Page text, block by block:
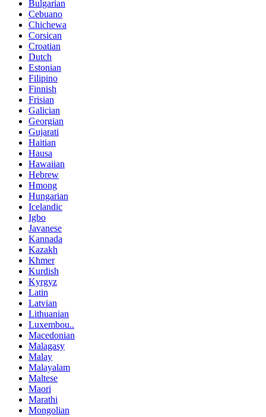
Bulgarian
Cebuano
Chichewa
Corsican
Croatian
Dutch
Estonian
Filipino
Finnish
Frisian
Galician
Georgian
Gujarati
Haitian
Hausa
Hawaiian
Hebrew
Hmong
Hungarian
Icelandic
Igbo
Javanese
Kannada
Kazakh
Khmer
Kurdish
Kyrgyz
Latin
Latvian
Lithuanian
Luxembou..
Macedonian
Malagasy
Malay
Malayalam
Maltese
Maori
Marathi
Mongolian